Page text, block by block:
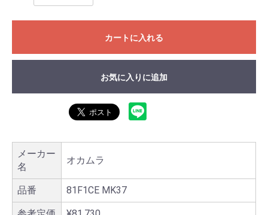
カートに入れる
お気に入りに追加
メーカー
名
オカムラ
品番 81F1CE MK37